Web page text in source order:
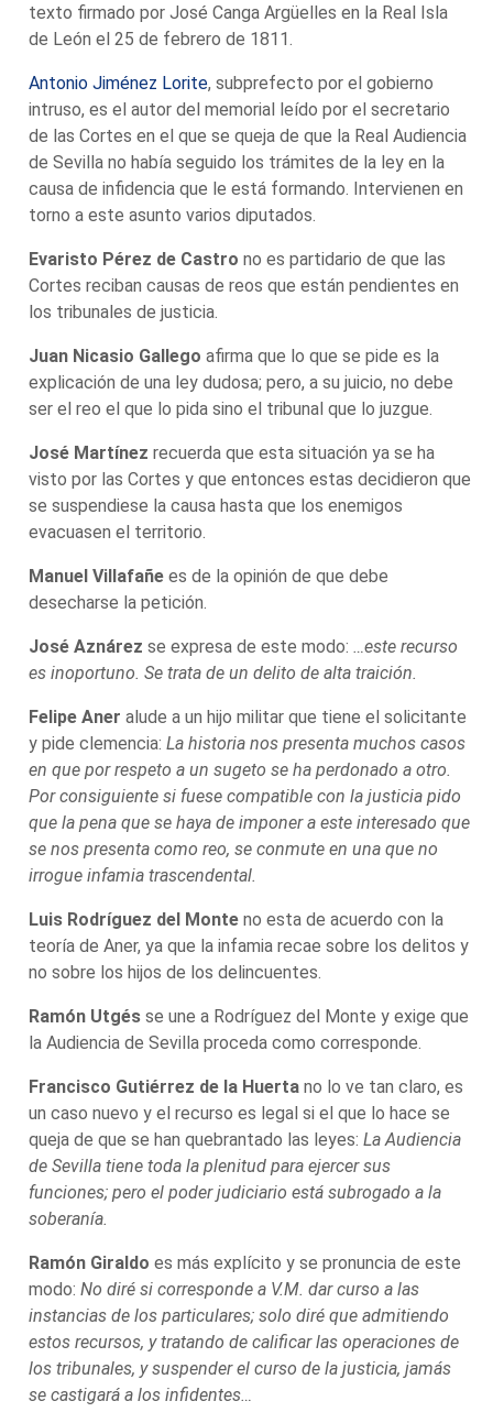
texto firmado por José Canga Argüelles en la Real Isla
de León el 25 de febrero de 1811.
Antonio Jiménez Lorite, subprefecto por el gobierno
intruso, es el autor del memorial leído por el secretario
de las Cortes en el que se queja de que la Real Audiencia
de Sevilla no había seguido los trámites de la ley en la
causa de infidencia que le está formando. Intervienen en
torno a este asunto varios diputados.
Evaristo Pérez de Castro no es partidario de que las
Cortes reciban causas de reos que están pendientes en
los tribunales de justicia.
Juan Nicasio Gallego afirma que lo que se pide es la
explicación de una ley dudosa; pero, a su juicio, no debe
ser el reo el que lo pida sino el tribunal que lo juzgue.
José Martínez recuerda que esta situación ya se ha
visto por las Cortes y que entonces estas decidieron que
se suspendiese la causa hasta que los enemigos
evacuasen el territorio.
Manuel Villafañe es de la opinión de que debe
desecharse la petición.
José Aznárez se expresa de este modo: …este recurso
es inoportuno. Se trata de un delito de alta traición.
Felipe Aner alude a un hijo militar que tiene el solicitante
y pide clemencia:La historia nos presenta muchos casos
en que por respeto a un sugeto se ha perdonado a otro.
Por consiguiente si fuese compatible con la justicia pido
que la pena que se haya de imponer a este interesado que
se nos presenta como reo, se conmute en una que no
irrogue infamia trascendental.
Luis Rodríguez del Monte no esta de acuerdo con la
teoría de Aner, ya que la infamia recae sobre los delitos y
no sobre los hijos de los delincuentes.
Ramón Utgés se une a Rodríguez del Monte y exige que
la Audiencia de Sevilla proceda como corresponde.
Francisco Gutiérrez de la Huerta no lo ve tan claro, es
un caso nuevo y el recurso es legal si el que lo hace se
queja de que se han quebrantado las leyes:La Audiencia
de Sevilla tiene toda la plenitud para ejercer sus
funciones; pero el poder judiciario está subrogado a la
soberanía.
Ramón Giraldo es más explícito y se pronuncia de este
modo:No diré si corresponde a V.M. dar curso a las
instancias de los particulares; solo diré que admitiendo
estos recursos, y tratando de calificar las operaciones de
los tribunales, y suspender el curso de la justicia, jamás
se castigará a los infidentes…